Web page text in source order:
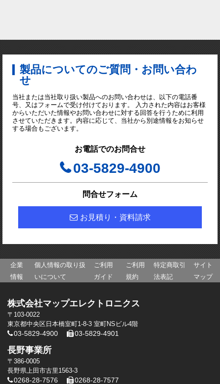
製品についてのご質問・お問い合わ
せ
当社または当社取り扱い製品へのお問い合わせは、以下の電話番
号、又はフォームで受け付けております。 入力された内容はお客様
からいただいた情報やお問い合わせに対する回答を行うために利用
させていただきます。内容に応じて、当社から別途情報をお知らせ
する場合もございます。
お電話でのお問合せ
03-5829-4900
問合せフォーム
お見積り・資料請求
企業
情報
個人情報の取り扱
いについて
ご利用
ガイド
ご利用
規約
特定商取引
法表記
サイト
マップ
株式会社マップエレクトロニクス
〒103-0022
東京都中央区日本橋室町1-8-3 室町NSビル4階
03-5829-4900 03-5829-4901
長野事業所
〒386-0005
長野県上田市古里1563-3
0268-28-7576 0268-28-7577